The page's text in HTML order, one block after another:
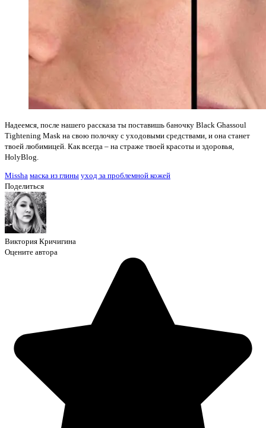
Надеемся, после нашего рассказа ты поставишь баночку Black Ghassoul
Tightening Mask на свою полочку с уходовыми средствами, и она станет
твоей любимицей. Как всегда – на страже твоей красоты и здоровья,
HolyBlog.
Missha маска из глины уход за проблемной кожей
Поделиться
Виктория Кричигина
Оцените автора